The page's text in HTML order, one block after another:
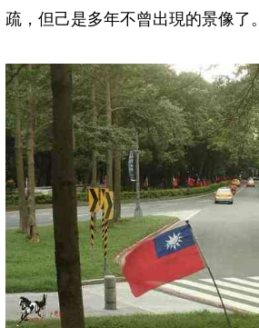
疏，但己是多年不曾出現的景像了。